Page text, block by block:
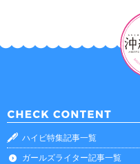
ハイビ特集記事一覧
ガールズライター記事一覧